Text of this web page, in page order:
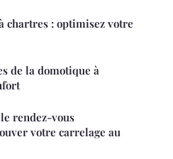
chartres : optimisez votre
de la domotique à
rendez-vous
votre carrelage au